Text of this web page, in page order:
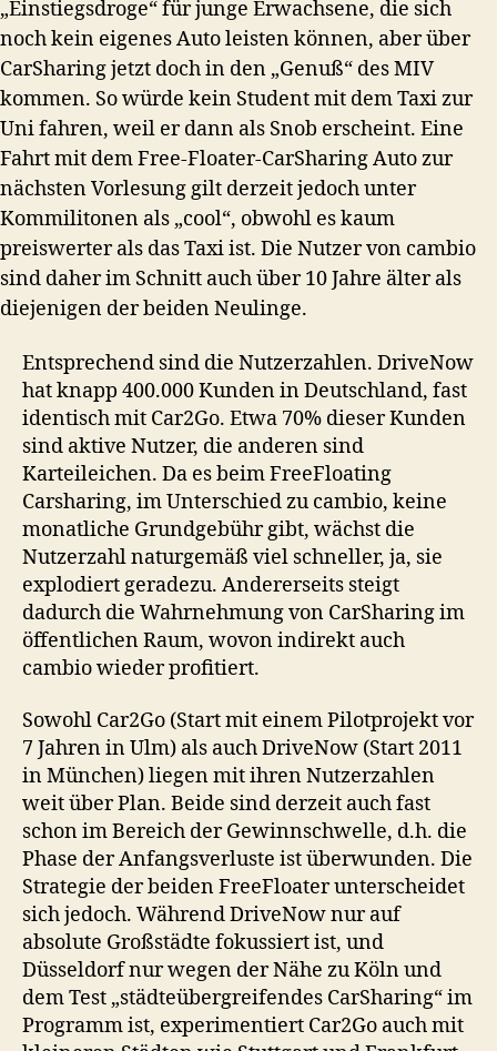
„Einstiegsdroge“ für junge Erwachsene, die sich
noch kein eigenes Auto leisten können, aber über
CarSharing jetzt doch in den „Genuß“ des MIV
kommen. So würde kein Student mit dem Taxi zur
Uni fahren, weil er dann als Snob erscheint. Eine
Fahrt mit dem Free-Floater-CarSharing Auto zur
nächsten Vorlesung gilt derzeit jedoch unter
Kommilitonen als „cool“, obwohl es kaum
preiswerter als das Taxi ist. Die Nutzer von cambio
sind daher im Schnitt auch über 10 Jahre älter als
diejenigen der beiden Neulinge.
Entsprechend sind die Nutzerzahlen. DriveNow
hat knapp 400.000 Kunden in Deutschland, fast
identisch mit Car2Go. Etwa 70% dieser Kunden
sind aktive Nutzer, die anderen sind
Karteileichen. Da es beim FreeFloating
Carsharing, im Unterschied zu cambio, keine
monatliche Grundgebühr gibt, wächst die
Nutzerzahl naturgemäß viel schneller, ja, sie
explodiert geradezu. Andererseits steigt
dadurch die Wahrnehmung von CarSharing im
öffentlichen Raum, wovon indirekt auch
cambio wieder profitiert.
Sowohl Car2Go (Start mit einem Pilotprojekt vor
7 Jahren in Ulm) als auch DriveNow (Start 2011
in München) liegen mit ihren Nutzerzahlen
weit über Plan. Beide sind derzeit auch fast
schon im Bereich der Gewinnschwelle, d.h. die
Phase der Anfangsverluste ist überwunden. Die
Strategie der beiden FreeFloater unterscheidet
sich jedoch. Während DriveNow nur auf
absolute Großstädte fokussiert ist, und
Düsseldorf nur wegen der Nähe zu Köln und
dem Test „städteübergreifendes CarSharing“ im
Programm ist, experimentiert Car2Go auch mit